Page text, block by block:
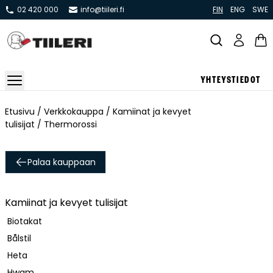
02 420 000 info@tiileri.fi FIN ENG SWE
YHTEYSTIEDOT
Takat ja tulisijat
Pönttö -ja kaakeliuunit
Leivin -ja lämpiöuunit
Kiertoilmatakat ja kamiinat
Grillit ja pihakeittiöt
Kiukaat
Etusivu / Verkkokauppa / Kamiinat ja kevyet
tulisijat / Thermorossi
Palaa kauppaan
Kamiinat ja kevyet tulisijat
Biotakat
Bålstil
Heta